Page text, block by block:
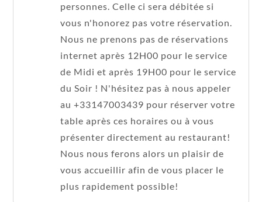
personnes. Celle ci sera débitée si
vous n'honorez pas votre réservation.
Nous ne prenons pas de réservations
internet après 12H00 pour le service
de Midi et après 19H00 pour le service
du Soir ! N'hésitez pas à nous appeler
au +33147003439 pour réserver votre
table après ces horaires ou à vous
présenter directement au restaurant!
Nous nous ferons alors un plaisir de
vous accueillir afin de vous placer le
plus rapidement possible!